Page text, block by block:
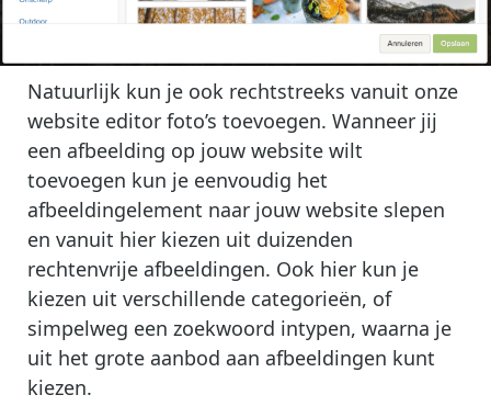
Natuurlijk kun je ook rechtstreeks vanuit onze
website editor foto’s toevoegen. Wanneer jij
een afbeelding op jouw website wilt
toevoegen kun je eenvoudig het
afbeeldingelement naar jouw website slepen
en vanuit hier kiezen uit duizenden
rechtenvrije afbeeldingen. Ook hier kun je
kiezen uit verschillende categorieën, of
simpelweg een zoekwoord intypen, waarna je
uit het grote aanbod aan afbeeldingen kunt
kiezen.